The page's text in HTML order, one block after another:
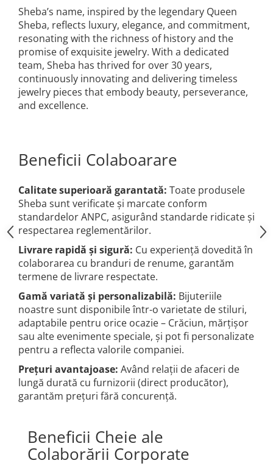
Sheba’s name, inspired by the legendary Queen
Sheba, reflects luxury, elegance, and commitment,
resonating with the richness of history and the
promise of exquisite jewelry. With a dedicated
team, Sheba has thrived for over 30 years,
continuously innovating and delivering timeless
jewelry pieces that embody beauty, perseverance,
and excellence.
Beneficii Colaboarare
Calitate superioară garantată: Toate produsele
Sheba sunt verificate și marcate conform
standardelor ANPC, asigurând standarde ridicate și
respectarea reglementărilor.
Livrare rapidă și sigură: Cu experiență dovedită în
colaborarea cu branduri de renume, garantăm
termene de livrare respectate.
Gamă variată și personalizabilă: Bijuteriile
noastre sunt disponibile într-o varietate de stiluri,
adaptabile pentru orice ocazie – Crăciun, mărțișor
sau alte evenimente speciale, și pot fi personalizate
pentru a reflecta valorile companiei.
Prețuri avantajoase: Având relații de afaceri de
lungă durată cu furnizorii (direct producător),
garantăm prețuri fără concurență.
Beneficii Cheie ale
Colaborării Corporate